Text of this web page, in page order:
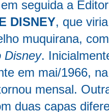
seguida a
DISNEY, que
muquirana,
Disney.
em mai/1966,
mensal.
duas capas